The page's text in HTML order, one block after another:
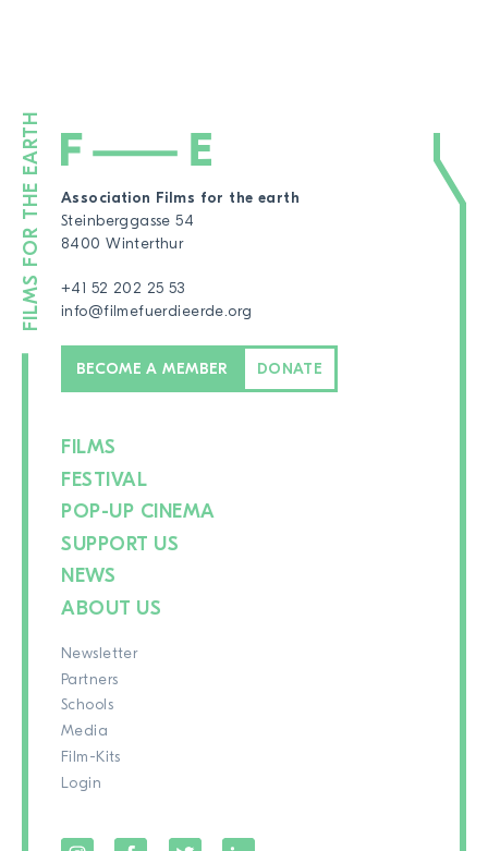
Association Films for the earth
Steinberggasse 54
8400 Winterthur
+41 52 202 25 53
info@filmefuerdieerde.org
BECOME A MEMBER DONATE
FILMS
FESTIVAL
POP-UP CINEMA
SUPPORT US
NEWS
ABOUT US
Newsletter
Partners
Schools
Media
Film-Kits
Login